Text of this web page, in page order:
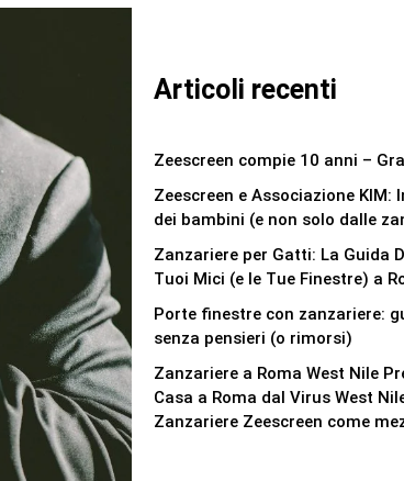
Articoli recenti
Zeescreen compie 10 anni –
Zeescreen e Associazione
dei bambini (e non solo dalle
Zanzariere per Gatti: La Guida
Tuoi Mici (e le Tue Finestre) a
Porte finestre con zanzariere:
senza pensieri (o rimorsi)
Zanzariere a Roma West Nile
Casa a Roma dal Virus West
Zanzariere Zeescreen come